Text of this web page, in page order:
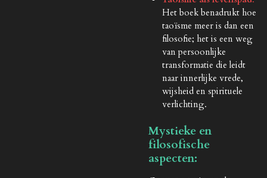
Het boek benadrukt hoe
taoïsme meer is dan een
filosofie; het is een weg
van persoonlijke
transformatie die leidt
naar innerlijke vrede,
wijsheid en spirituele
verlichting.
Mystieke en
filosofische
aspecten: